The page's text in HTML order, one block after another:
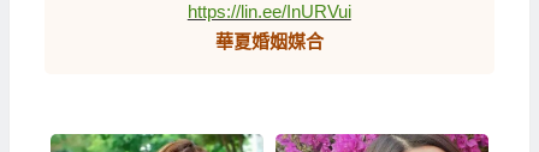
https://lin.ee/InURVui
華夏婚姻媒合